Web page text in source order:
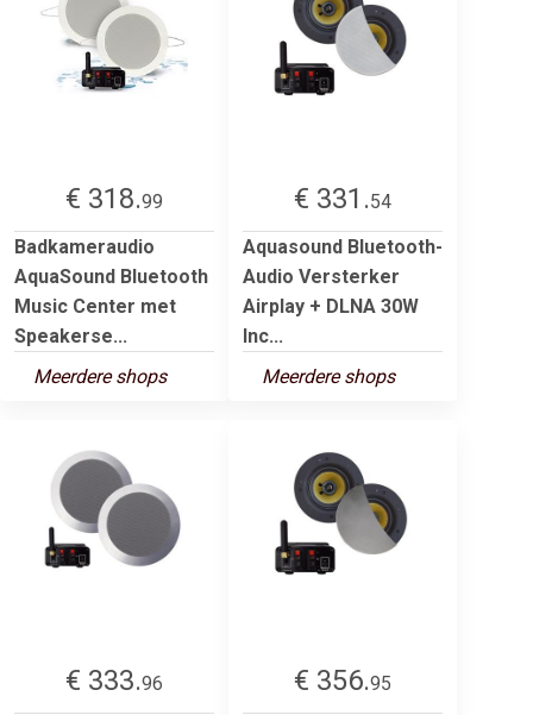
€ 318.99
Badkameraudio
AquaSound Bluetooth
Music Center met
Speakerse...
Meerdere shops
€ 331.54
Aquasound Bluetooth-
Audio Versterker
Airplay + DLNA 30W
Inc...
Meerdere shops
€ 333.96
€ 356.95